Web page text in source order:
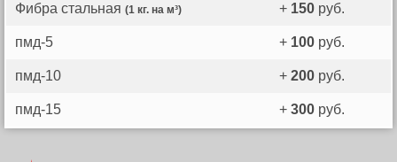
Фибра стальная (1 кг. на м³) + 150 руб.
пмд-5 + 100 руб.
пмд-10 + 200 руб.
пмд-15 + 300 руб.